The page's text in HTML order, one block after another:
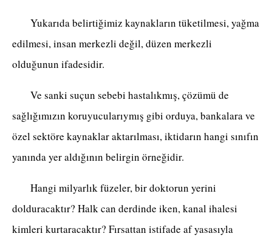
Yukarıda belirtiğimiz kaynakların tüketilmesi, yağma
edilmesi, insan merkezli değil, düzen merkezli
olduğunun ifadesidir.
Ve sanki suçun sebebi hastalıkmış, çözümü de
sağlığımızın koruyucularıymış gibi orduya, bankalara ve
özel sektöre kaynaklar aktarılması, iktidarın hangi sınıfın
yanında yer aldığının belirgin örneğidir.
Hangi milyarlık füzeler, bir doktorun yerini
dolduracaktır? Halk can derdinde iken, kanal ihalesi
kimleri kurtaracaktır? Fırsattan istifade af yasasıyla